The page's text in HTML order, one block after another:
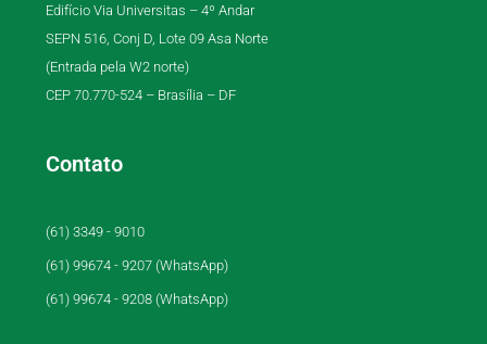
Edifício Via Universitas – 4º Andar
SEPN 516, Conj D, Lote 09 Asa Norte
(Entrada pela W2 norte)
CEP 70.770-524 – Brasília – DF
Contato
(61) 3349 - 9010
(61) 99674 - 9207 (WhatsApp)
(61) 99674 - 9208 (WhatsApp)